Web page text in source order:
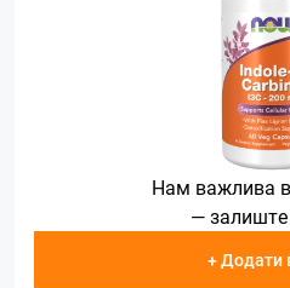
Нам важлива
— залиште
+ Додати